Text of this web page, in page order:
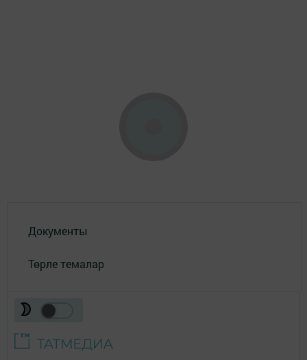
Документы
Төрле темалар